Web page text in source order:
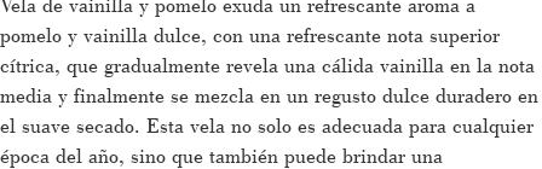
pomelo y vainilla dulce, con una refrescante nota superior
cítrica, que gradualmente revela una cálida vainilla en la nota
media y finalmente se mezcla en un regusto dulce duradero en
el suave secado. Esta vela no solo es adecuada para cualquier
época del año, sino que también puede brindar una